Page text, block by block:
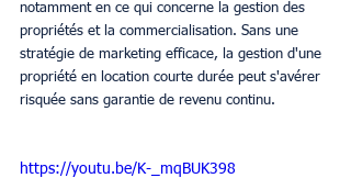
notamment en ce qui concerne la gestion des
propriétés et la commercialisation. Sans une
stratégie de marketing efficace, la gestion d'une
propriété en location courte durée peut s'avérer
risquée sans garantie de revenu continu.
https://youtu.be/K-_mqBUK398